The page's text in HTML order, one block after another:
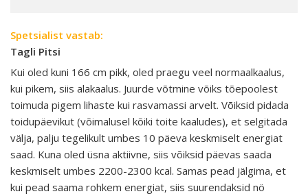
Spetsialist vastab:
Tagli Pitsi
Kui oled kuni 166 cm pikk, oled praegu veel normaalkaalus,
kui pikem, siis alakaalus. Juurde võtmine võiks tõepoolest
toimuda pigem lihaste kui rasvamassi arvelt. Võiksid pidada
toidupäevikut (võimalusel kõiki toite kaaludes), et selgitada
välja, palju tegelikult umbes 10 päeva keskmiselt energiat
saad. Kuna oled üsna aktiivne, siis võiksid päevas saada
keskmiselt umbes 2200-2300 kcal. Samas pead jälgima, et
kui pead saama rohkem energiat, siis suurendaksid nö